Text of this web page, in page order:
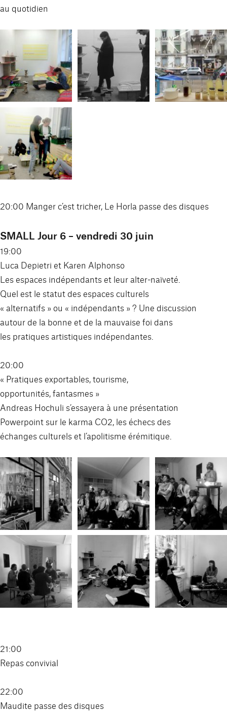
au quotidien
20:00 Manger c’est tricher, Le Horla passe des disques
SMALL Jour 6 – vendredi 30 juin
19:00
Luca Depietri et Karen Alphonso
Les espaces indépendants et leur alter-naïveté.
Quel est le statut des espaces culturels
« alternatifs » ou « indépendants » ? Une discussion
autour de la bonne et de la mauvaise foi dans
les pratiques artistiques indépendantes.
20:00
« Pratiques exportables, tourisme,
opportunités, fantasmes »
Andreas Hochuli s’essayera à une présentation
Powerpoint sur le karma CO2, les échecs des
échanges culturels et l’apolitisme érémitique.
21:00
Repas convivial
22:00
Maudite passe des disques